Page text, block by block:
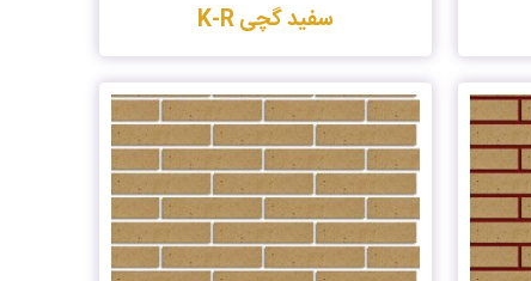
سفید گچی K-R